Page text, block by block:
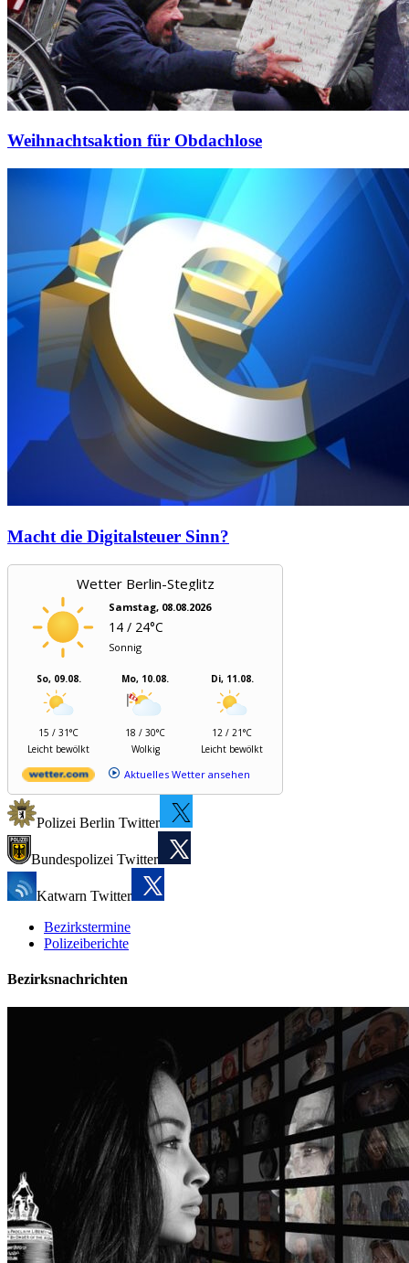
Weihnachtsaktion für Obdachlose
Macht die Digitalsteuer Sinn?
Wetter Berlin-Steglitz
Samstag, 08.08.2026
14 / 24°C
Sonnig
So, 09.08.
15 / 31°C
Leicht bewölkt
Mo, 10.08.
18 / 30°C
Wolkig
Di, 11.08.
12 / 21°C
Leicht bewölkt
Aktuelles Wetter ansehen
Polizei Berlin Twitter
Bundespolizei Twitter
Katwarn Twitter
Bezirkstermine
Polizeiberichte
Bezirksnachrichten